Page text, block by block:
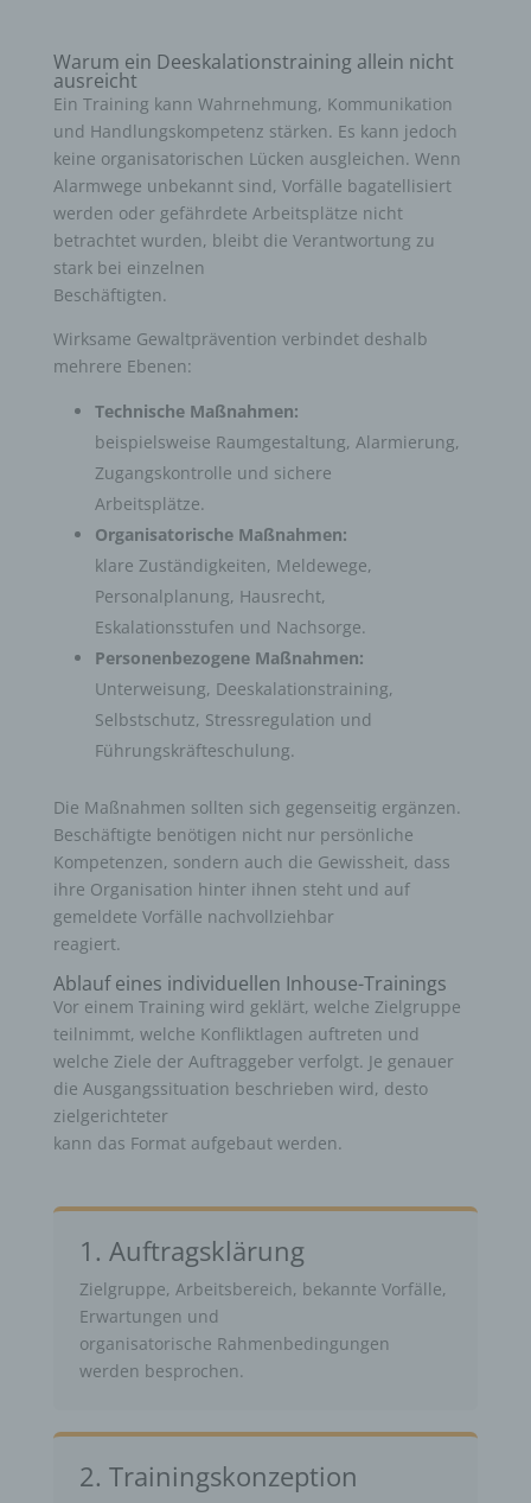
Warum ein Deeskalationstraining allein nicht
ausreicht
Ein Training kann Wahrnehmung, Kommunikation
und Handlungskompetenz stärken. Es kann jedoch
keine organisatorischen Lücken ausgleichen. Wenn
Alarmwege unbekannt sind, Vorfälle bagatellisiert
werden oder gefährdete Arbeitsplätze nicht
betrachtet wurden, bleibt die Verantwortung zu
stark bei einzelnen
Beschäftigten.
Wirksame Gewaltprävention verbindet deshalb
mehrere Ebenen:
Technische Maßnahmen:
beispielsweise Raumgestaltung, Alarmierung,
Zugangskontrolle und sichere
Arbeitsplätze.
Organisatorische Maßnahmen:
klare Zuständigkeiten, Meldewege,
Personalplanung, Hausrecht,
Eskalationsstufen und Nachsorge.
Personenbezogene Maßnahmen:
Unterweisung, Deeskalationstraining,
Selbstschutz, Stressregulation und
Führungskräfteschulung.
Die Maßnahmen sollten sich gegenseitig ergänzen.
Beschäftigte benötigen nicht nur persönliche
Kompetenzen, sondern auch die Gewissheit, dass
ihre Organisation hinter ihnen steht und auf
gemeldete Vorfälle nachvollziehbar
reagiert.
Ablauf eines individuellen Inhouse-Trainings
Vor einem Training wird geklärt, welche Zielgruppe
teilnimmt, welche Konfliktlagen auftreten und
welche Ziele der Auftraggeber verfolgt. Je genauer
die Ausgangssituation beschrieben wird, desto
zielgerichteter
kann das Format aufgebaut werden.
1. Auftragsklärung
Zielgruppe, Arbeitsbereich, bekannte Vorfälle,
Erwartungen und
organisatorische Rahmenbedingungen
werden besprochen.
2. Trainingskonzeption